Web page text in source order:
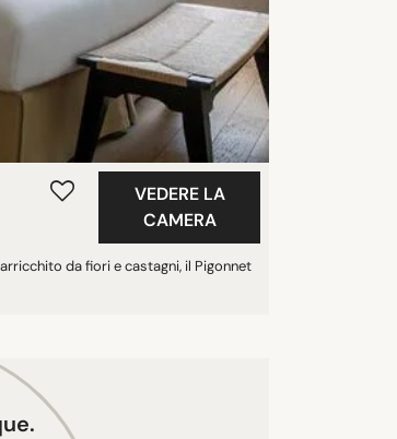
VEDERE LA
CAMERA
da fiori e castagni, il Pigonnet